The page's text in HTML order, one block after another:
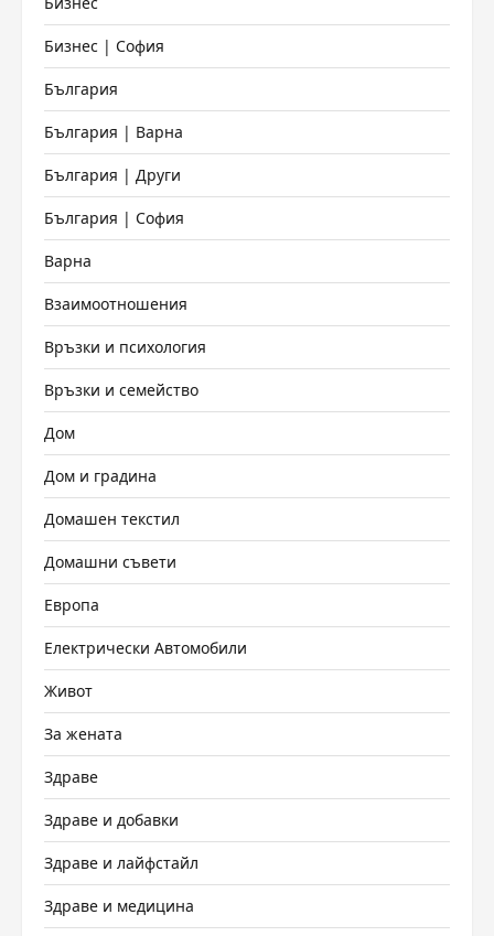
Бизнес | София
България
България | Варна
България | Други
България | София
Варна
Взаимоотношения
Връзки и психология
Връзки и семейство
Дом
Дом и градина
Домашен текстил
Домашни съвети
Европа
Електрически Автомобили
Живот
За жената
Здраве
Здраве и добавки
Здраве и лайфстайл
Здраве и медицина